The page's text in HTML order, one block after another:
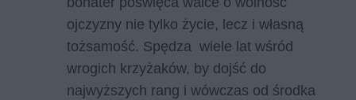
ojczyzny nie tylko życie, lecz i własną
tożsamość. Spędza wiele lat wśród
wrogich krzyżaków, by dojść do
najwyższych rang i wówczas od środka